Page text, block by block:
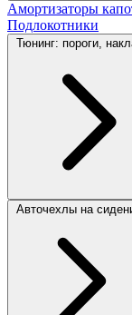
Амортизаторы
Подлокотники
Тюнинг: пороги,
Авточехлы на